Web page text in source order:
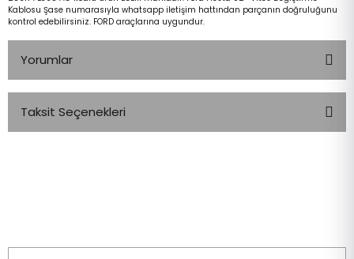
Kablosu Şase numarasıyla whatsapp iletişim hattından parçanın doğruluğunu
kontrol edebilirsiniz. FORD araçlarına uygundur.
Yorumlar
Taksit Seçenekleri